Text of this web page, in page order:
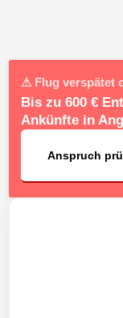
⚠ Flug verspätet
Bis zu 600 €
Ankünfte in
Anspruch